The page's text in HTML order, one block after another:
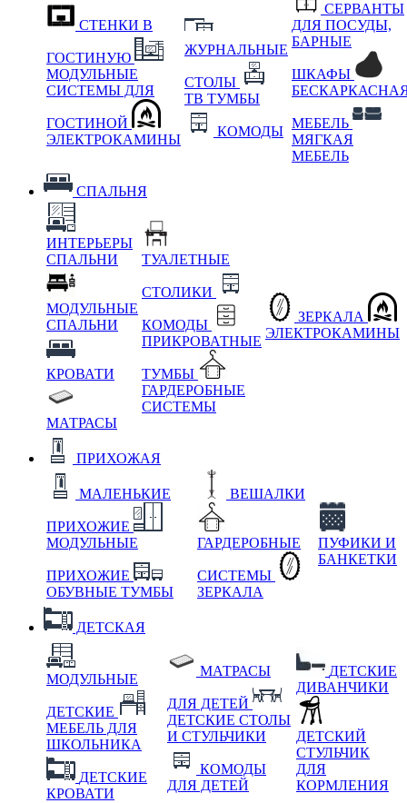
СТЕНКИ В
ГОСТИНУЮ
МОДУЛЬНЫЕ
СИСТЕМЫ ДЛЯ
ГОСТИНОЙ
ЭЛЕКТРОКАМИНЫ
ЖУРНАЛЬНЫЕ
СТОЛЫ
ТВ ТУМБЫ
КОМОДЫ
СЕРВАНТЫ
ДЛЯ ПОСУДЫ,
БАРНЫЕ
ШКАФЫ
МЕБЕЛЬ
МЯГКАЯ
МЕБЕЛЬ
СПАЛЬНЯ
ИНТЕРЬЕРЫ
СПАЛЬНИ
МОДУЛЬНЫЕ
СПАЛЬНИ
КРОВАТИ
МАТРАСЫ
ТУАЛЕТНЫЕ
СТОЛИКИ
КОМОДЫ
ПРИКРОВАТНЫЕ
ТУМБЫ
ГАРДЕРОБНЫЕ
СИСТЕМЫ
ЗЕРКАЛА
ЭЛЕКТРОКАМИНЫ
ПРИХОЖАЯ
МАЛЕНЬКИЕ
ПРИХОЖИЕ
МОДУЛЬНЫЕ
ПРИХОЖИЕ
ОБУВНЫЕ ТУМБЫ
ВЕШАЛКИ
ГАРДЕРОБНЫЕ
СИСТЕМЫ
ЗЕРКАЛА
ПУФИКИ И
БАНКЕТКИ
ДЕТСКАЯ
МОДУЛЬНЫЕ
ДЕТСКИЕ
МЕБЕЛЬ ДЛЯ
ШКОЛЬНИКА
ДЕТСКИЕ
КРОВАТИ
МАТРАСЫ
ДЛЯ ДЕТЕЙ
ДЕТСКИЕ СТОЛЫ
И СТУЛЬЧИКИ
КОМОДЫ
ДЛЯ ДЕТЕЙ
ДЕТСКИЕ
ДИВАНЧИКИ
ДЕТСКИЙ
СТУЛЬЧИК
ДЛЯ
КОРМЛЕНИЯ